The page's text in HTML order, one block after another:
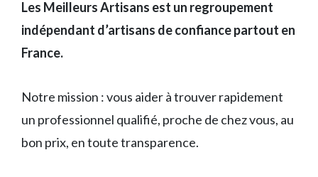
Les Meilleurs Artisans est un regroupement
indépendant d’artisans de confiance partout en
France.
Notre mission : vous aider à trouver rapidement
un professionnel qualifié, proche de chez vous, au
bon prix, en toute transparence.